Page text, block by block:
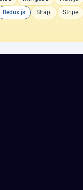
Redux.js Strapi Stripe